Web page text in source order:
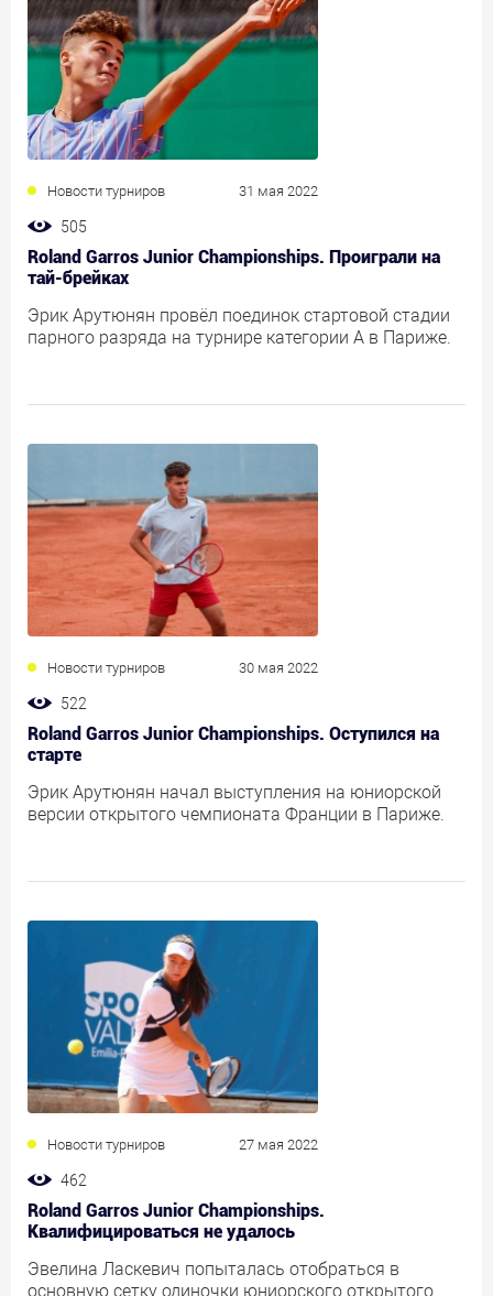
Новости турниров 31 мая 2022
505
Roland Garros Junior Championships. Проиграли на
тай-брейках
Эрик Арутюнян провёл поединок стартовой стадии
парного разряда на турнире категории А в Париже.
Новости турниров 30 мая 2022
522
Roland Garros Junior Championships. Оступился на
старте
Эрик Арутюнян начал выступления на юниорской
версии открытого чемпионата Франции в Париже.
Новости турниров 27 мая 2022
462
Roland Garros Junior Championships.
Квалифицироваться не удалось
Эвелина Ласкевич попыталась отобраться в
основную сетку одиночки юниорского открытого